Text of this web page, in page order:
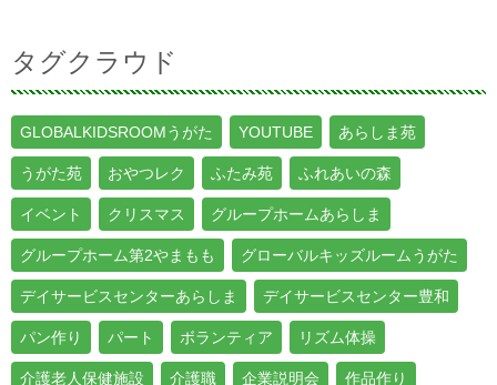
タグクラウド
GLOBALKIDSROOMうがた YOUTUBE あらしま苑
うがた苑 おやつレク ふたみ苑 ふれあいの森
イベント クリスマス グループホームあらしま
グループホーム第2やまもも グローバルキッズルームうがた
デイサービスセンターあらしま デイサービスセンター豊和
パン作り パート ボランティア リズム体操
介護老人保健施設 介護職 企業説明会 作品作り